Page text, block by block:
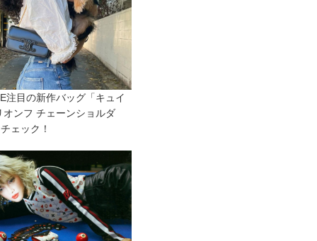
注目の新作バッグ「キュイ
オンフ チェーンショルダ
ェック！